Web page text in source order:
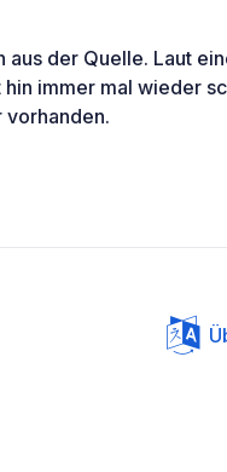
der Quelle. Laut
immer mal wieder
vorhanden.